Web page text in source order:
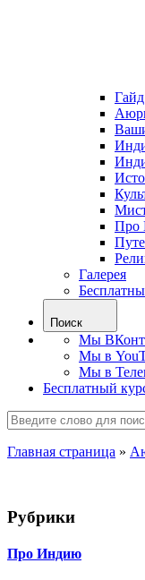
Про
Галерея
Поиск
Мы
Мы в
Мы в
Бесплатный
Главная страница »
Рубрики
Про Индию